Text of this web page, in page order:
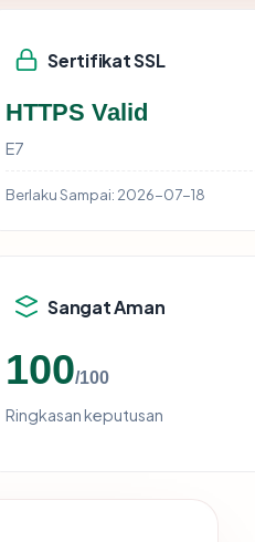
Sertifikat SSL
HTTPS Valid
E7
Berlaku Sampai: 2026-07-18
Sangat Aman
100/100
Ringkasan keputusan